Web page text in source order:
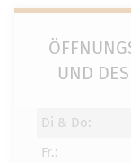
UND
Di & Do:
Fr.: